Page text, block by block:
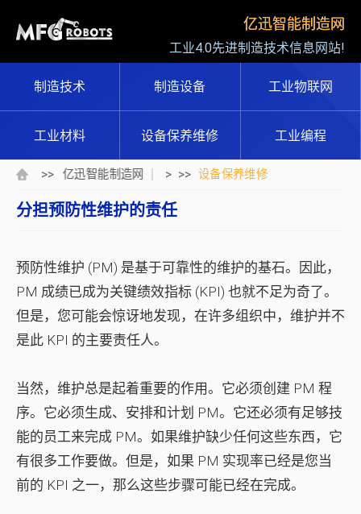
亿迅智能制造网
工业4.0先进制造技术信息网站!
制造技术 制造设备 工业物联网
工业材料 设备保养维修 工业编程
>> 亿迅智能制造网 > >> 设备保养维修
分担预防性维护的责任
预防性维护 (PM) 是基于可靠性的维护的基石。因此，
PM 成绩已成为关键绩效指标 (KPI) 也就不足为奇了。
但是，您可能会惊讶地发现，在许多组织中，维护并不
是此 KPI 的主要责任人。
当然，维护总是起着重要的作用。它必须创建 PM 程
序。它必须生成、安排和计划 PM。它还必须有足够技
能的员工来完成 PM。如果维护缺少任何这些东西，它
有很多工作要做。但是，如果 PM 实现率已经是您当
前的 KPI 之一，那么这些步骤可能已经在完成。